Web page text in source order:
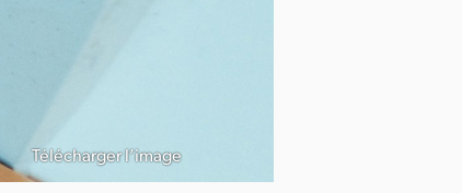
Télécharger l’image